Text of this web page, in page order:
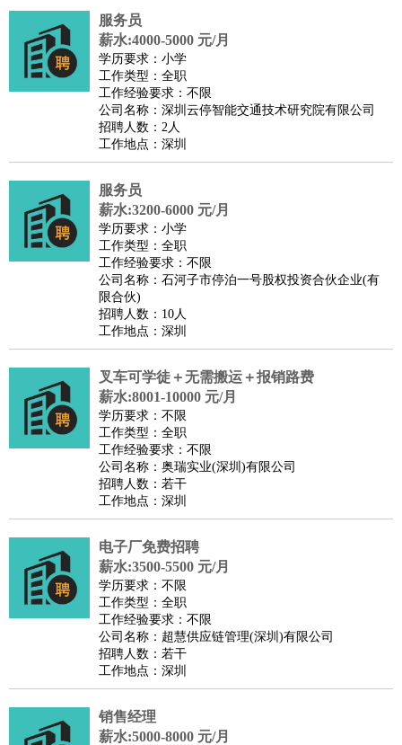
服务员
薪水:4000-5000 元/月
学历要求：小学
工作类型：全职
工作经验要求：不限
公司名称：深圳云停智能交通技术研究院有限公司
招聘人数：2人
工作地点：深圳
服务员
薪水:3200-6000 元/月
学历要求：小学
工作类型：全职
工作经验要求：不限
公司名称：石河子市停泊一号股权投资合伙企业(有
限合伙)
招聘人数：10人
工作地点：深圳
叉车可学徒＋无需搬运＋报销路费
薪水:8001-10000 元/月
学历要求：不限
工作类型：全职
工作经验要求：不限
公司名称：奥瑞实业(深圳)有限公司
招聘人数：若干
工作地点：深圳
电子厂免费招聘
薪水:3500-5500 元/月
学历要求：不限
工作类型：全职
工作经验要求：不限
公司名称：超慧供应链管理(深圳)有限公司
招聘人数：若干
工作地点：深圳
销售经理
薪水:5000-8000 元/月